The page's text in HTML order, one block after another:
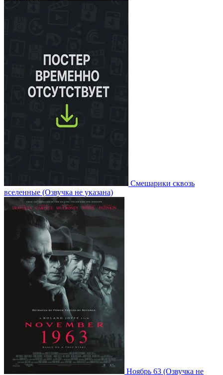
Смешарики сквозь
вселенные (Озвучка не указана)
Ноябрь 63 (Озвучка не